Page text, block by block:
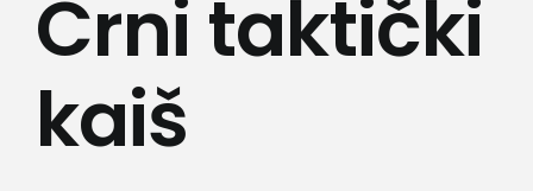
Kamere
Crni taktički
kaiš